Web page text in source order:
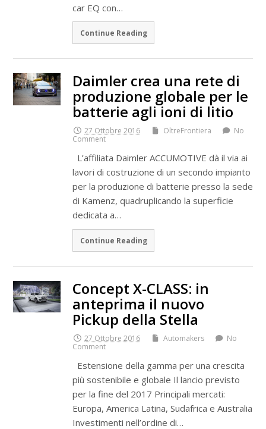
car EQ con…
Continue Reading
Daimler crea una rete di
produzione globale per le
batterie agli ioni di litio
27 Ottobre 2016 OltreFrontiera
No
Comment
L’affiliata Daimler ACCUMOTIVE dà il via ai
lavori di costruzione di un secondo impianto
per la produzione di batterie presso la sede
di Kamenz, quadruplicando la superficie
dedicata a…
Continue Reading
Concept X-CLASS: in
anteprima il nuovo
Pickup della Stella
27 Ottobre 2016 Automakers
No
Comment
Estensione della gamma per una crescita
più sostenibile e globale Il lancio previsto
per la fine del 2017 Principali mercati:
Europa, America Latina, Sudafrica e Australia
Investimenti nell’ordine di…